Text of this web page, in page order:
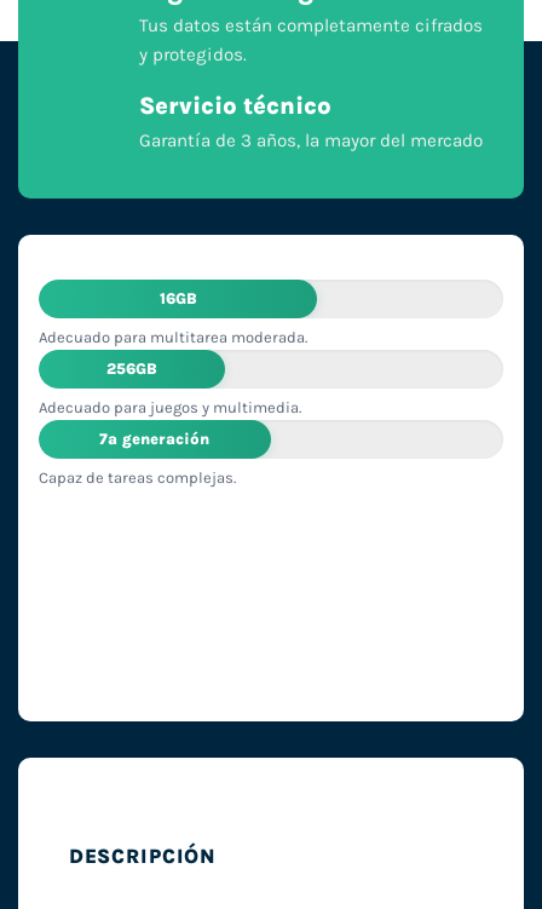
Tus datos están completamente cifrados
y protegidos.
Servicio técnico
Garantía de 3 años, la mayor del mercado
16GB
Adecuado para multitarea moderada.
256GB
Adecuado para juegos y multimedia.
7ª generación
Capaz de tareas complejas.
DESCRIPCIÓN